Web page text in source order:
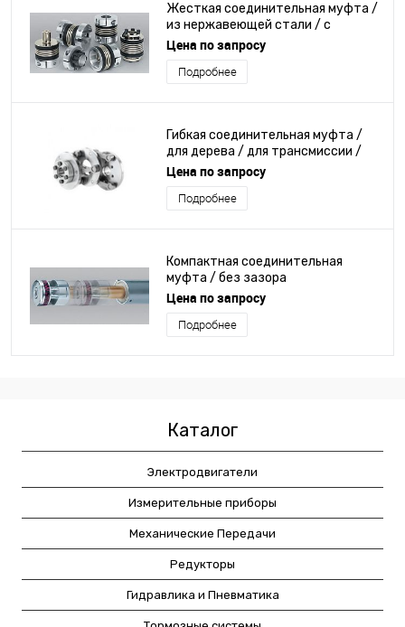
Жесткая соединительная муфта /
из нержавеющей стали / с
сильфоном / штифт и
центрирующая втулка
Цена по запросу
Подробнее
Гибкая соединительная муфта /
для дерева / для трансмиссии /
против осевого смещения
Цена по запросу
Подробнее
Компактная соединительная
муфта / без зазора
Цена по запросу
Подробнее
Каталог
Электродвигатели
Измерительные приборы
Механические Передачи
Редукторы
Гидравлика и Пневматика